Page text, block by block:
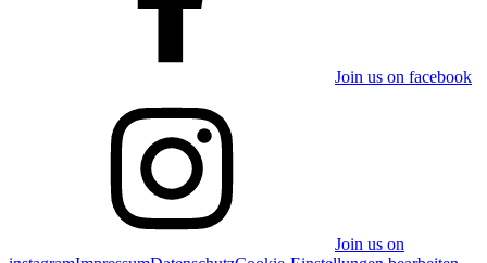
Join us on facebook
Join us on